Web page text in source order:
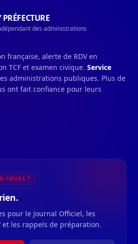
des administrations
française, alerte de RDV en
TCF et examen civique. Service
administrations publiques. Plus de
ont fait confiance pour leurs
COURS ?
pour le Journal Officiel, les
et les rappels de préparation.